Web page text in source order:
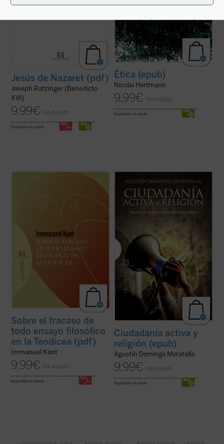
Jesús de Nazaret (pdf)
Joseph Ratzinger (Benedicto
XVI)
9,99€ IVA incluido
disponible en ebook:
Ética (epub)
Nicolai Hartmann
9,99€ IVA incluido
disponible en ebook:
las Críticas. En él, con ocasión del problema
Sobre el fracaso de
todo ensayo filosófico
en la Teodicea (pdf)
Immanuel Kant
9,99€ IVA incluido
disponible en ebook:
Uno de los problemas más importantes de
papel que desempeñan las religiones en la
esfera pública. Con la pretensión de
superar posiciones confesionalistas o
laicistas, la filosofía moral y ... (ver ficha)
Ciudadanía activa y
religión (epub)
Agustín Domingo Moratalla
9,99€ IVA incluido
disponible en ebook: